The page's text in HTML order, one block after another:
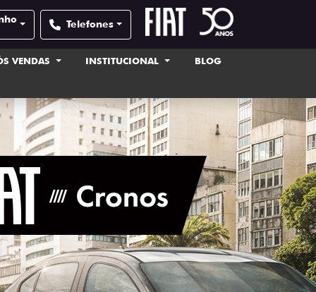
Telefones
VENDAS INSTITUCIONAL BLOG